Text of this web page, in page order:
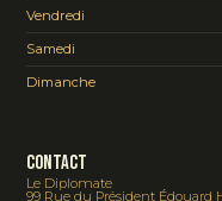
Vendredi
Samedi
Dimanche
Contact
Le Diplomate
99 Rue du Président Édouard